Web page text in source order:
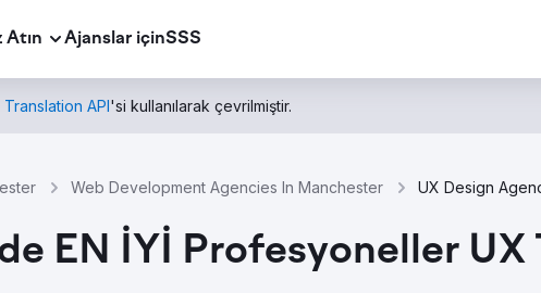
Atın Ajanslar içinSSS
API'si kullanılarak çevrilmiştir.
Web Development Agencies In Manchester
EN İYİ Profesyoneller UX